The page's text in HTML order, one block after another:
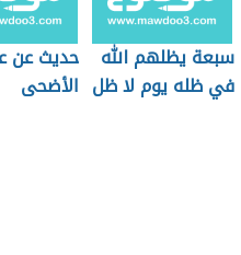
سبعة يظلهم الله
في ظله يوم لا ظل
حديث عن
الأضحى